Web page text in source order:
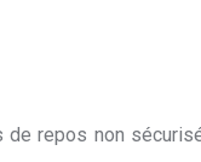
de repos non